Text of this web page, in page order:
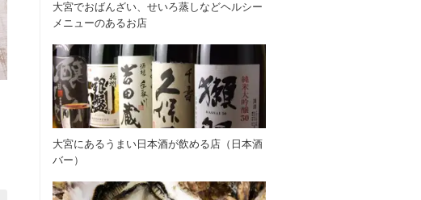
大宮でおばんざい、せいろ蒸しなどヘルシー
メニューのあるお店
大宮にあるうまい日本酒が飲める店（日本酒
バー）